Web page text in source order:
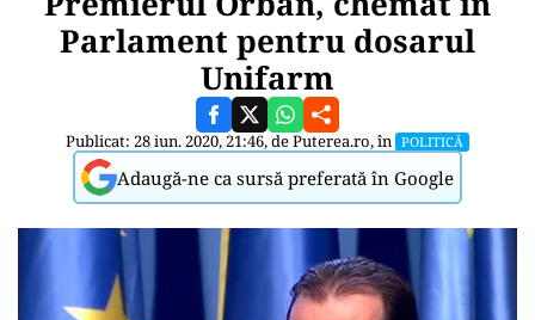
Parlament pentru dosarul
Unifarm
Publicat: 28 iun. 2020, 21:46, dePuterea.ro, în POLITICĂ
Adaugă-ne ca sursă preferată în Google